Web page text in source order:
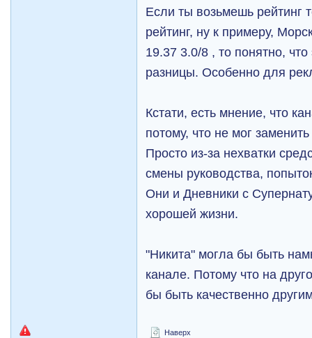
Если ты возьмешь рейтинг
рейтинг, ну к примеру,
19.37 3.0/8 , то понятно,
разницы. Особенно для
Кстати, есть мнение, что
потому, что не мог
Просто из-за нехватки
смены руководства,
Они и Дневники с
хорошей жизни.
"Никита" могла бы быть
канале. Потому что на
бы быть качественно
Наверх